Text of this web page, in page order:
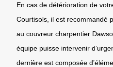
En cas de détérioration de
Courtisols, il est recommandé
au couvreur charpentier
équipe puisse intervenir
dernière est composée